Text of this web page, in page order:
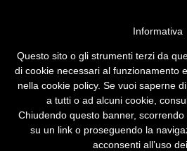
Europa
La Germania rende
la pubblica
Francia e nel Regno Unito
raccomandato in altri
Informativa
Questo sito o gli strumenti terzi da
di cookie necessari al funzionamento
nella cookie policy. Se vuoi saperne
a tutti o ad alcuni cookie,
Chiudendo questo banner,
su un link o proseguendo la
acconsenti all’uso